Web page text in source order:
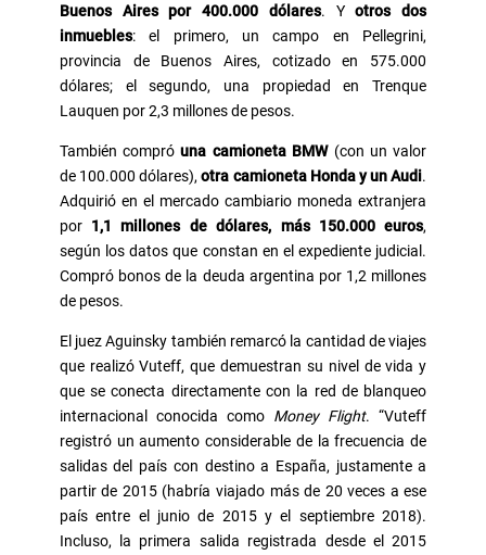
Buenos Aires por 400.000 dólares. Yotros dos
inmuebles: el primero, un campo en Pellegrini,
provincia de Buenos Aires, cotizado en 575.000
dólares; el segundo, una propiedad en Trenque
Lauquen por 2,3 millones de pesos.
También compróuna camioneta BMW(con un valor
de 100.000 dólares),otra camioneta Honda y un Audi.
Adquirió en el mercado cambiario moneda extranjera
por 1,1 millones de dólares, más 150.000 euros,
según los datos que constan en el expediente judicial.
Compró bonos de la deuda argentina por 1,2 millones
de pesos.
El juez Aguinsky también remarcó la cantidad de viajes
que realizó Vuteff, que demuestran su nivel de vida y
que se conecta directamente con la red de blanqueo
internacional conocida como Money Flight. “Vuteff
registró un aumento considerable de la frecuencia de
salidas del país con destino a España, justamente a
partir de 2015 (habría viajado más de 20 veces a ese
país entre el junio de 2015 y el septiembre 2018).
Incluso, la primera salida registrada desde el 2015